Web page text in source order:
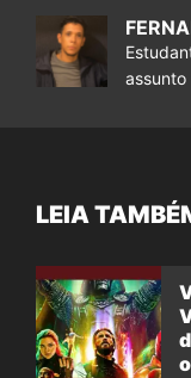
assunto
LEIA